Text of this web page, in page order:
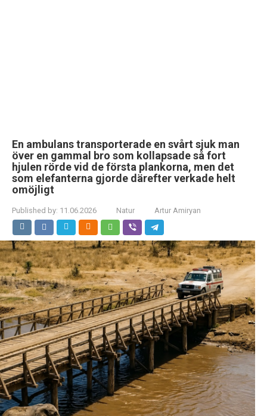
En ambulans transporterade en svårt sjuk man
över en gammal bro som kollapsade så fort
hjulen rörde vid de första plankorna, men det
som elefanterna gjorde därefter verkade helt
omöjligt
Published by: 11.06.2026 Natur Artur Amiryan